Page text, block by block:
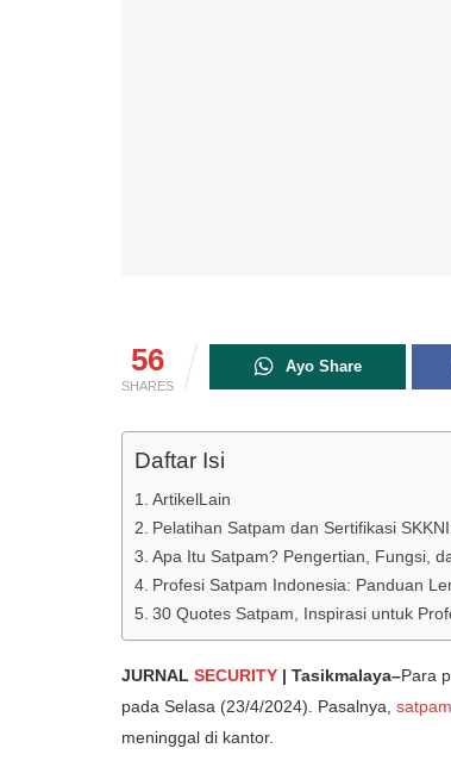
56
SHARES
Ayo Share
Daftar Isi
ArtikelLain
Pelatihan Satpam dan Sertifikasi
Apa Itu Satpam? Pengertian, Fungsi,
Profesi Satpam Indonesia: Panduan
30 Quotes Satpam, Inspirasi untuk
JURNAL SECURITY | Tasikmalaya–Para
pada Selasa (23/4/2024). Pasalnya, satpam
meninggal di kantor.